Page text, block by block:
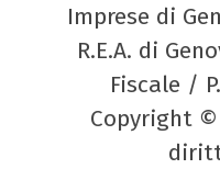
Imprese di
R.E.A. di
Fiscale /
Copyright ©